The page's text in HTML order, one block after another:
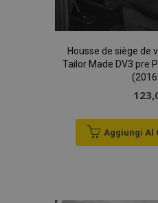
Housse de siège de
Tailor Made DV3 pre
Aggiungi Al